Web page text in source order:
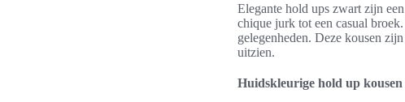
Elegante hold ups zwart zijn
chique jurk tot een casual
gelegenheden. Deze kousen
uitzien.
Huidskleurige hold up